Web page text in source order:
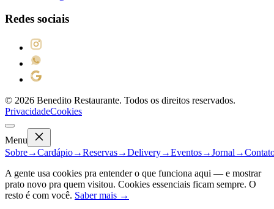
Redes sociais
© 2026 Benedito Restaurante. Todos os direitos reservados.
PrivacidadeCookies
Menu
Sobre→Cardápio→Reservas→Delivery→Eventos→Jornal →
A gente usa cookies pra entender o que funciona aqui — e mostrar
prato novo pra quem visitou. Cookies essenciais ficam sempre. O
resto é com você. Saber mais →